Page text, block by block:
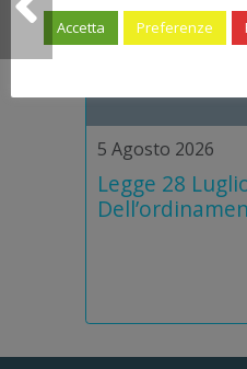
5 Agosto 2026
Legge 28
Accetta Preferenze